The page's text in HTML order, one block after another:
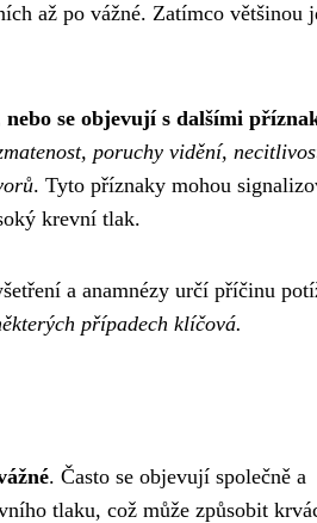
až po vážné. Zatímco většinou
se objevují s dalšími
poruchy vidění,
. Tyto příznaky mohou
krevní tlak.
a anamnézy určí příčinu
případech klíčová.
. Často se objevují společně a
tlaku, což může způsobit